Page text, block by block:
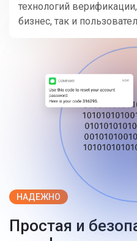
технологий
бизнес, так и
НАДЕЖНО
Простая и